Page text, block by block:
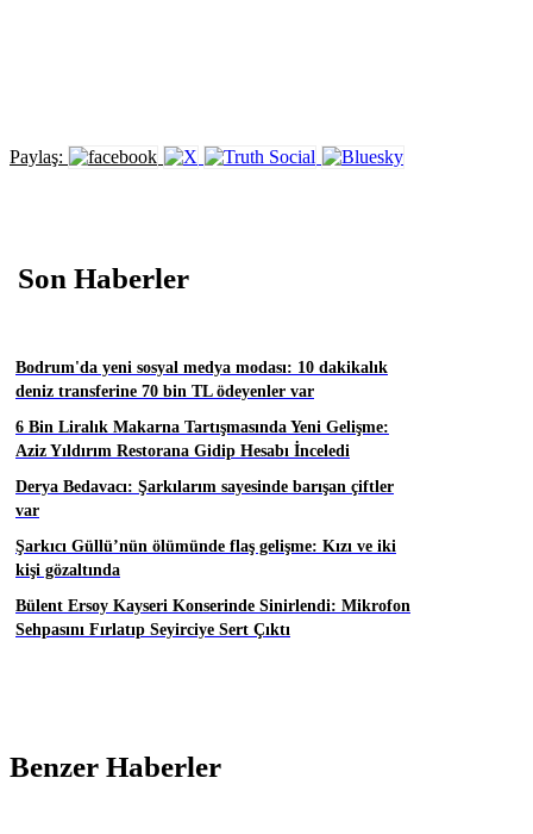
Paylaş:
Son Haberler
Bodrum'da yeni sosyal medya modası: 10 dakikalık
deniz transferine 70 bin TL ödeyenler var
6 Bin Liralık Makarna Tartışmasında Yeni Gelişme:
Aziz Yıldırım Restorana Gidip Hesabı İnceledi
Derya Bedavacı: Şarkılarım sayesinde barışan çiftler
var
Şarkıcı Güllü’nün ölümünde flaş gelişme: Kızı ve iki
kişi gözaltında
Bülent Ersoy Kayseri Konserinde Sinirlendi: Mikrofon
Sehpasını Fırlatıp Seyirciye Sert Çıktı
Benzer Haberler